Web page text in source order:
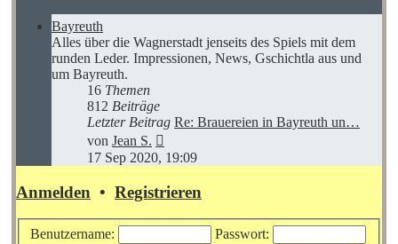
Bayreuth
Alles über die Wagnerstadt jenseits des Spiels mit dem
runden Leder. Impressionen, News, Gschichtla aus und
um Bayreuth.
16 Themen
812 Beiträge
Letzter Beitrag Re: Brauereien in Bayreuth un…
von Jean S.
Beitrag
17 Sep 2020, 19:09
Anmelden • Registrieren
Benutzername:
Passwort: